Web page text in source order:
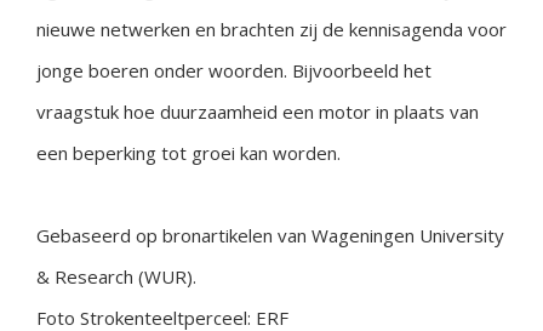
nieuwe netwerken en brachten zij de kennisagenda voor
jonge boeren onder woorden. Bijvoorbeeld het
vraagstuk hoe duurzaamheid een motor in plaats van
een beperking tot groei kan worden.
Gebaseerd op bronartikelen van Wageningen University
& Research (WUR).
Foto Strokenteeltperceel: ERF